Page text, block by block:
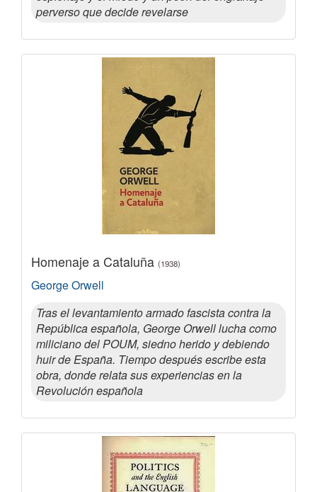
perverso que decide revelarse
Homenaje a Cataluña (1938)
George Orwell
Tras el levantamiento armado fascista contra la
República española, George Orwell lucha como
miliciano del POUM, siedno herido y debiendo
huir de España. Tiempo después escribe esta
obra, donde relata sus experiencias en la
Revolución española